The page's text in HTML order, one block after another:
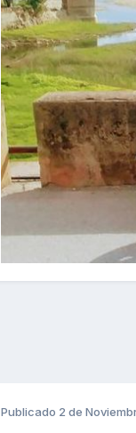
Publicado 2 de